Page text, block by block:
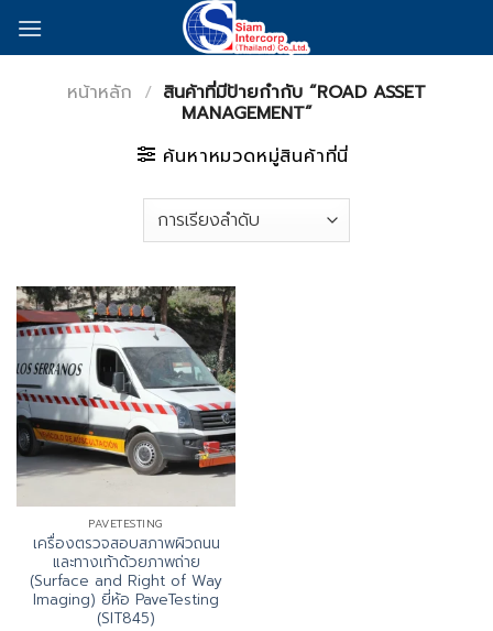
หน้าหลัก / สินค้าที่มีป้ายกำกับ “ROAD ASSET
MANAGEMENT”
ค้นหาหมวดหมู่สินค้าที่นี่
PAVETESTING
เครื่องตรวจสอบสภาพผิวถนน
และทางเท้าด้วยภาพถ่าย
(Surface and Right of Way
Imaging) ยี่ห้อ PaveTesting
(SIT845)